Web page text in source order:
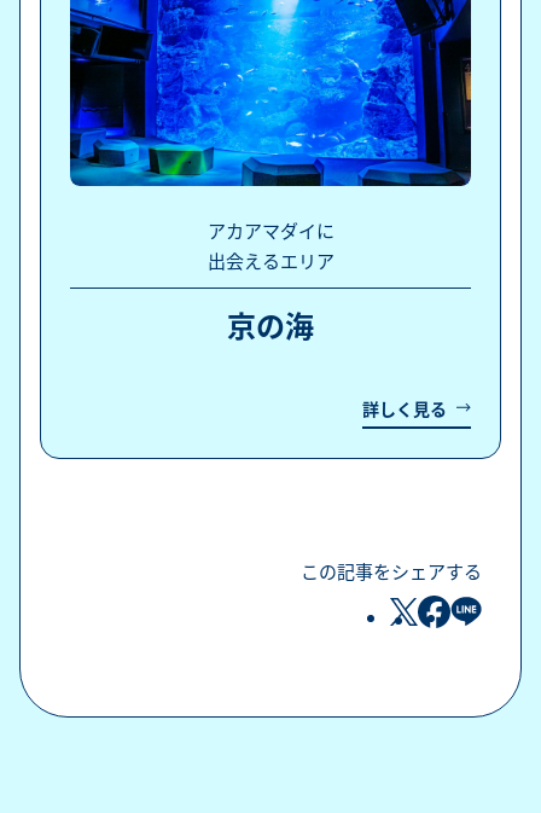
アカアマダイに
出会えるエリア
京の海
詳しく見る
この記事をシェアする